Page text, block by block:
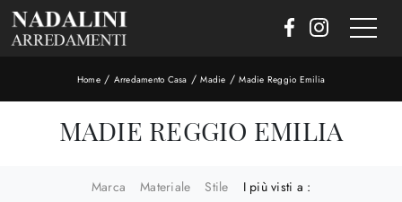
Home/ Arredamento Casa /Madie /Madie Reggio Emilia
MADIE REGGIO EMILIA
Marca Materiale Stile I più visti a :